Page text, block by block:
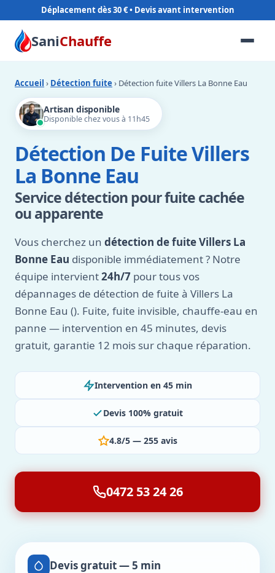
Déplacement dès 30 €
SaniChauffe
Accueil › Détection fuite › Détection fuite Villers La Bonne Eau
Artisan disponible
Disponible chez vous à 11h45
Détection De Fuite Villers
La Bonne Eau
Service détection pour fuite cachée
ou apparente
Vous cherchez un détection de fuite Villers La
Bonne Eau disponible immédiatement ? Notre
équipe intervient24h/7 pour tous vos
dépannages de détection de fuite à Villers La
Bonne Eau (). Fuite, fuite invisible, chauffe-eau en
panne — intervention en 45 minutes, devis
gratuit, garantie 12 mois sur chaque réparation.
Intervention en 45 min
Devis 100% gratuit
4.8/5 — 255 avis
0472 53 24 26
Devis gratuit — 5 min